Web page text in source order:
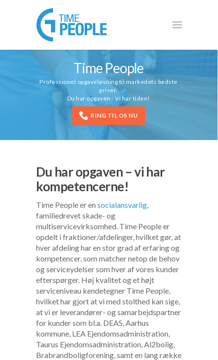
Time People
Professionel opgaveløsning til markedets bedste
priser.
Du har opgaven - Vi har tiden!
RING TIL OS NU
Du har opgaven – vi har
kompetencerne!
Time People er en socialansvarlig,
familiedrevet skade- og
multiservicevirksomhed. Time People er
opdelt i fraktioner/afdelinger, hvilket gør, at
hver afdeling har en stor grad af erfaring og
kompetencer, som matcher netop de behov
og serviceydelser som hver af vores kunder
efterspørger. Høj kvalitet og et højt
serviceniveau kendetegner Time People,
hvilket har gjort at vi med stolthed kan sige,
at vi er leverandører- og samarbejdspartner
for kunder som bl.a. DEAS, Aarhus
kommune, LEA Ejendomsadministration,
Taurus Ejendomsadministration, Al2bolig,
Brabrandboligforening, samt en lang række